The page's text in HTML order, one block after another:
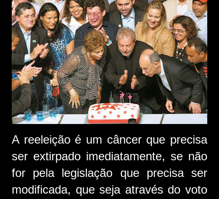
A reeleição é um câncer que precisa
ser extirpado imediatamente, se não
for pela legislação que precisa ser
modificada, que seja através do voto